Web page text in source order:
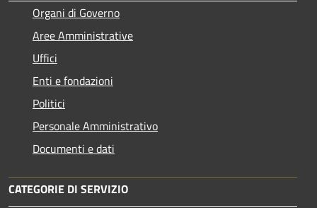
Organi di Governo
Aree Amministrative
Uffici
Enti e fondazioni
Politici
Personale Amministrativo
Documenti e dati
CATEGORIE DI SERVIZIO